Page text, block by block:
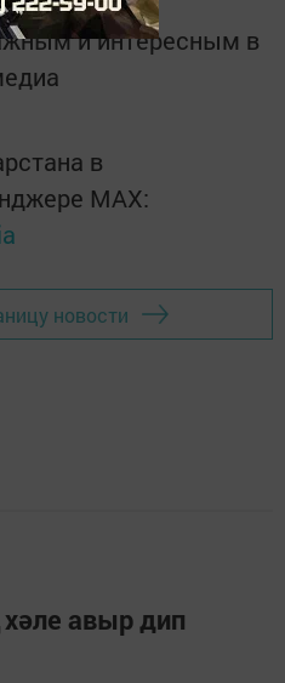
и интересным в
в
MАХ:
новости
авыр дип